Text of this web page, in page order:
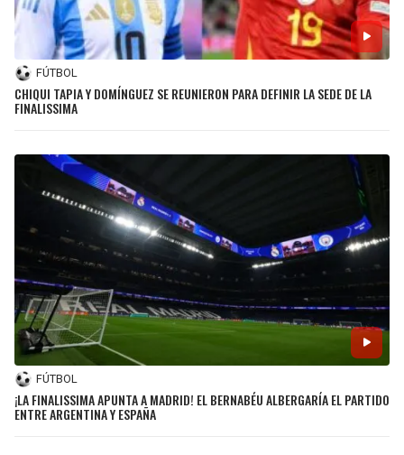
FÚTBOL
CHIQUI TAPIA Y DOMÍNGUEZ SE REUNIERON PARA DEFINIR LA SEDE DE LA
FINALISSIMA
FÚTBOL
¡LA FINALISSIMA APUNTA A MADRID! EL BERNABÉU ALBERGARÍA EL PARTIDO
ENTRE ARGENTINA Y ESPAÑA